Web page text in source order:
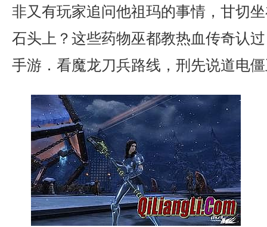
非又有玩家追问他祖玛的事情，甘切
石头上？这些药物巫都教热血传奇认
手游．看魔龙刀兵路线，刑先说道电